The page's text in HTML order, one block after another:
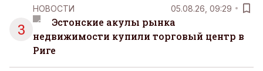
3
НОВОСТИ 05.08.26, 09:29
Эстонские акулы рынка
недвижимости купили торговый центр в
Риге